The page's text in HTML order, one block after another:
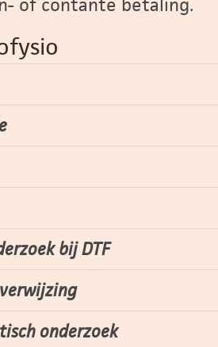
of contante betaling.
k bij DTF
onderzoek